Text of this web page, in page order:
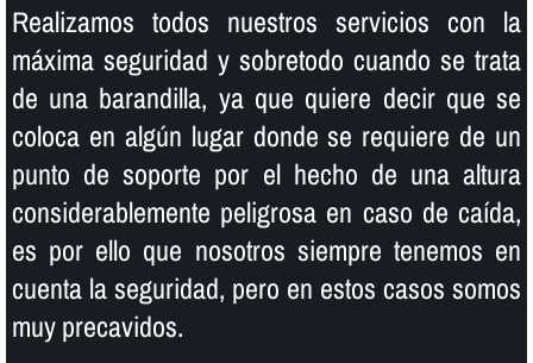
Realizamos todos nuestros servicios con la
máxima seguridad y sobretodo cuando se trata
de una barandilla, ya que quiere decir que se
coloca en algún lugar donde se requiere de un
punto de soporte por el hecho de una altura
considerablemente peligrosa en caso de caí­da,
es por ello que nosotros siempre tenemos en
cuenta la seguridad, pero en estos casos somos
muy precavidos.